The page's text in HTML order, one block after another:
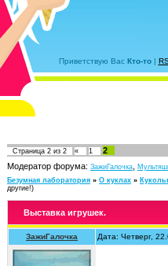
Приветствую Вас Кто-то|
Страница 2 из 2 « 1
2
Модератор форума: ЗажиГалочка
Безумная лаборатория » О куклах »
другие!)
Выставка игрушек.
ЗажиГалочка Дата: Четверг,